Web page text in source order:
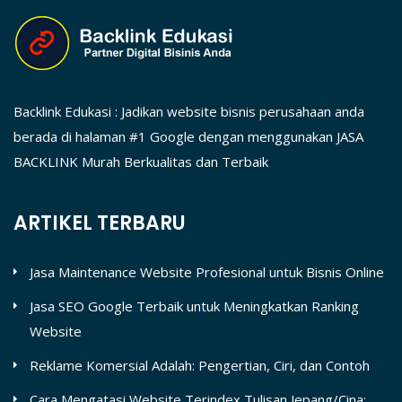
Backlink Edukasi : Jadikan website bisnis perusahaan anda
berada di halaman #1 Google dengan menggunakan JASA
BACKLINK Murah Berkualitas dan Terbaik
ARTIKEL TERBARU
Jasa Maintenance Website Profesional untuk Bisnis Online
Jasa SEO Google Terbaik untuk Meningkatkan Ranking
Website
Reklame Komersial Adalah: Pengertian, Ciri, dan Contoh